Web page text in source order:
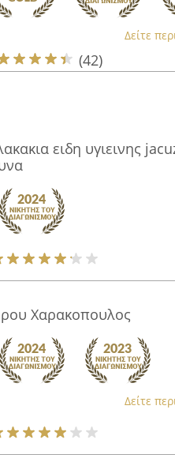
Δείτε
(42)
ειδη υγιεινης
Χαρακοπουλος
Δείτε